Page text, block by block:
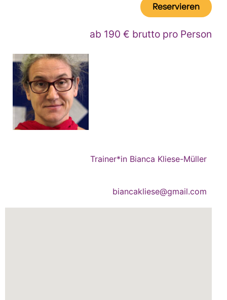
Reservieren
ab 190 € brutto pro Person
Trainer*in Bianca Kliese-Müller
biancakliese@gmail.com